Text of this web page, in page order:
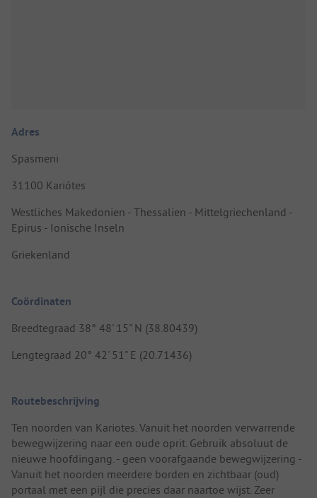
Adres
Spasmeni
31100 Kariótes
Westliches Makedonien - Thessalien - Mittelgriechenland -
Epirus - Ionische Inseln
Griekenland
Coördinaten
Breedtegraad 38° 48' 15" N (38.80439)
Lengtegraad 20° 42' 51" E (20.71436)
Routebeschrijving
Ten noorden van Kariotes. Vanuit het noorden verwarrende
bewegwijzering naar een oude oprit. Gebruik absoluut de
nieuwe hoofdingang. - geen voorafgaande bewegwijzering -
Vanuit het noorden meerdere borden en zichtbaar (oud)
portaal met een pijl die precies daar naartoe wijst. Zeer